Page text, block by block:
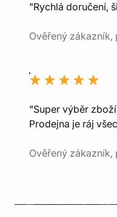
"Rychlá doručení,
Ověřený zákazník,
"Super výběr
Prodejna je ráj
Ověřený zákazník,